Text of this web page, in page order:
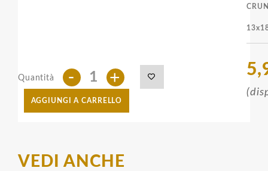
Quantità - +
AGGIUNGI A CARRELLO
VEDI ANCHE